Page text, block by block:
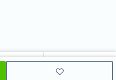
Facebook